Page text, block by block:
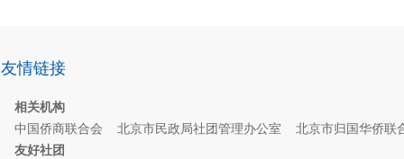
相关机构
中国侨商联合会
北京市民政局社团管理办公室
北京市归国华侨联
友好社团
友情链接